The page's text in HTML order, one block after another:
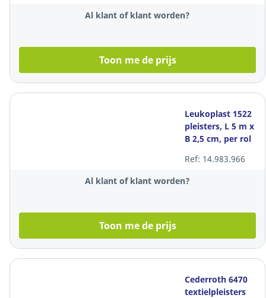
Al klant of klant worden?
Toon me de prijs
Leukoplast 1522
pleisters, L 5 m x
B 2,5 cm, per rol
Ref: 14.983.966
Al klant of klant worden?
Toon me de prijs
Cederroth 6470
textielpleisters